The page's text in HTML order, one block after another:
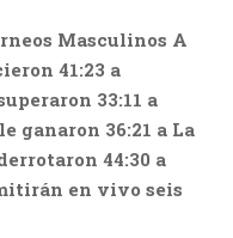
Masculinos A
41:23 a
33:11 a
ganaron 36:21 a La
44:30 a
en vivo seis